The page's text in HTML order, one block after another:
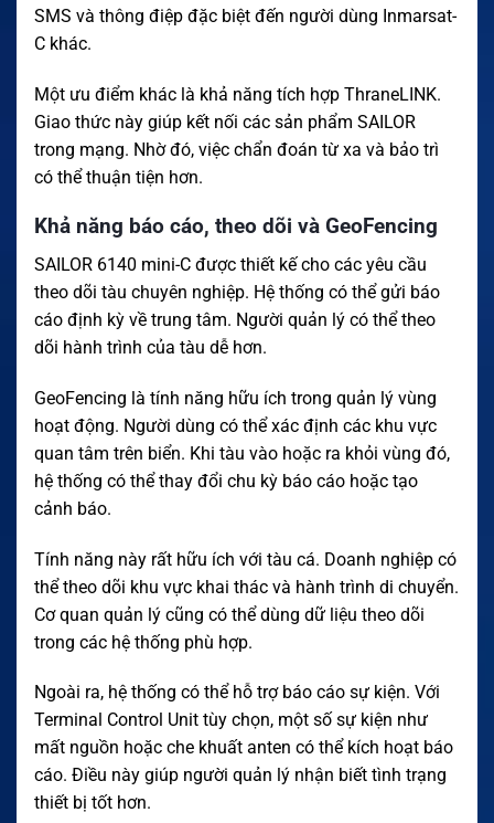
SMS và thông điệp đặc biệt đến người dùng Inmarsat-
C khác.
Một ưu điểm khác là khả năng tích hợp ThraneLINK.
Giao thức này giúp kết nối các sản phẩm SAILOR
trong mạng. Nhờ đó, việc chẩn đoán từ xa và bảo trì
có thể thuận tiện hơn.
Khả năng báo cáo, theo dõi và GeoFencing
SAILOR 6140 mini-C được thiết kế cho các yêu cầu
theo dõi tàu chuyên nghiệp. Hệ thống có thể gửi báo
cáo định kỳ về trung tâm. Người quản lý có thể theo
dõi hành trình của tàu dễ hơn.
GeoFencing là tính năng hữu ích trong quản lý vùng
hoạt động. Người dùng có thể xác định các khu vực
quan tâm trên biển. Khi tàu vào hoặc ra khỏi vùng đó,
hệ thống có thể thay đổi chu kỳ báo cáo hoặc tạo
cảnh báo.
Tính năng này rất hữu ích với tàu cá. Doanh nghiệp có
thể theo dõi khu vực khai thác và hành trình di chuyển.
Cơ quan quản lý cũng có thể dùng dữ liệu theo dõi
trong các hệ thống phù hợp.
Ngoài ra, hệ thống có thể hỗ trợ báo cáo sự kiện. Với
Terminal Control Unit tùy chọn, một số sự kiện như
mất nguồn hoặc che khuất anten có thể kích hoạt báo
cáo. Điều này giúp người quản lý nhận biết tình trạng
thiết bị tốt hơn.